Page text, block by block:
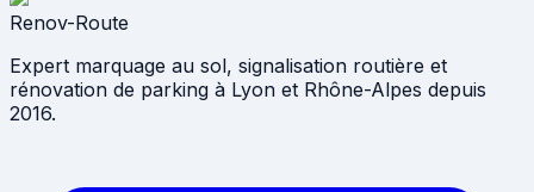
Renov-Route
Expert marquage au sol, signalisation routière et
rénovation de parking à Lyon et Rhône-Alpes depuis
2016.